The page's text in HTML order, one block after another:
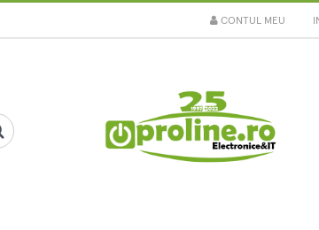
CONTUL MEU